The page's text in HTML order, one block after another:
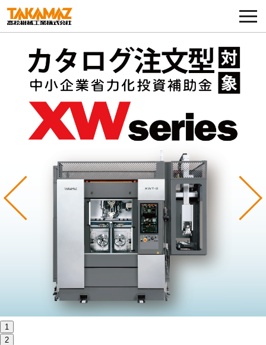
各種お問い合わせ・部品注文
採用に関してはこちらから
企業情報
展示会・イベント
コラム
製品ラインナップ
サステナビリティ
Previous
1
2